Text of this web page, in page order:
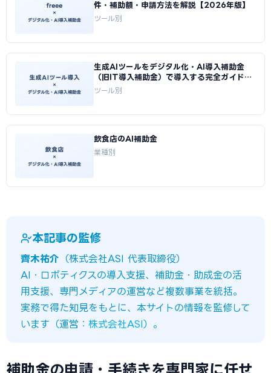
件・補助額・申請方法を解説【2026年版】
ツール別
生成AIツールをデジタル化・AI導入補助金
（旧IT導入補助金）で導入する完全ガイド
【2026年版】
ツール別
飲食店のAI補助金
業種別
本記事の監修
齊木祐介 （株式会社ASI 代表取締役）
AI・ロボティクスの導入支援、補助金・助成金の活
用支援、専門メディアの運営など複数事業を統括。
実務で得た知見をもとに、本サイトの情報を監修して
います（運営： 株式会社ASI）。
補助金の申請・手続きを専門家に任せ